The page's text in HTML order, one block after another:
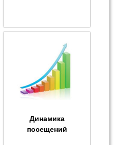
Динамика
посещений